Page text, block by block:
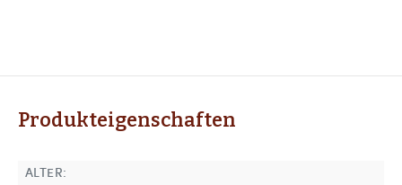
Produkteigenschaften
ALTER: